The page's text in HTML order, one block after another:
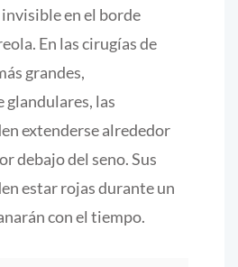
en el borde
En las cirugías de
grandes,
las
extenderse alrededor
debajo del seno. Sus
estar rojas durante un
con el tiempo.